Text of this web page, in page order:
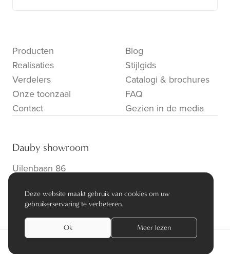
Producten
Realisaties
Verdelers
Onze toonzaal
Contact
Blog
Stijlgids
Catalogi & brochures
FAQ
Gezien in de media
Dauby showroom
Uilenbaan 86
info@dauby.be|+32 3 354 16 86
Deze website maakt gebruik van cookies om uw
gebruikerservaring te verbeteren.
Ok Meer lezen